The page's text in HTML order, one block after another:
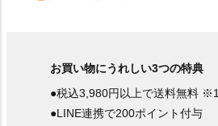
お買い物にうれしい3つの特典
●税込3,980円以上で送料無料 ※1
●LINE連携で200ポイント付与